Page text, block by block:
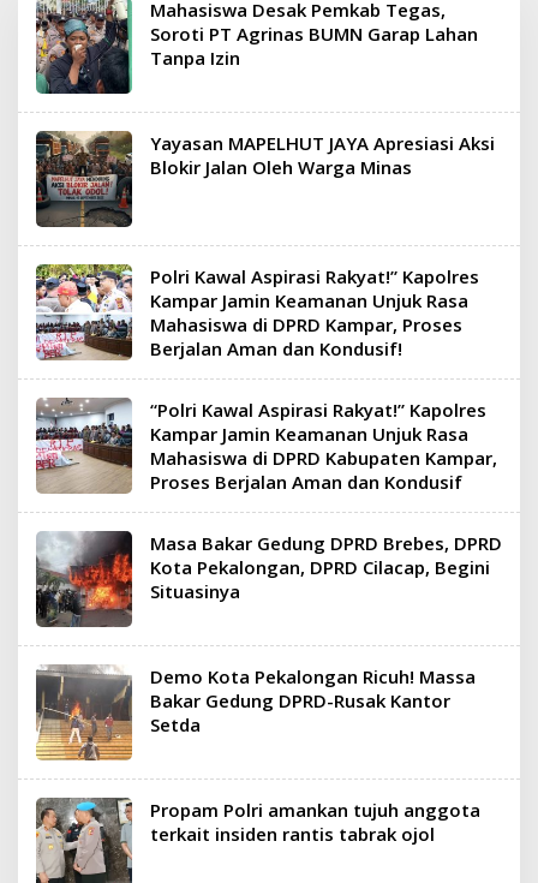
Mahasiswa Desak Pemkab Tegas,
Soroti PT Agrinas BUMN Garap Lahan
Tanpa Izin
Yayasan MAPELHUT JAYA Apresiasi Aksi
Blokir Jalan Oleh Warga Minas
Polri Kawal Aspirasi Rakyat!” Kapolres
Kampar Jamin Keamanan Unjuk Rasa
Mahasiswa di DPRD Kampar, Proses
Berjalan Aman dan Kondusif!
“Polri Kawal Aspirasi Rakyat!” Kapolres
Kampar Jamin Keamanan Unjuk Rasa
Mahasiswa di DPRD Kabupaten Kampar,
Proses Berjalan Aman dan Kondusif
Masa Bakar Gedung DPRD Brebes, DPRD
Kota Pekalongan, DPRD Cilacap, Begini
Situasinya
Demo Kota Pekalongan Ricuh! Massa
Bakar Gedung DPRD-Rusak Kantor
Setda
Propam Polri amankan tujuh anggota
terkait insiden rantis tabrak ojol